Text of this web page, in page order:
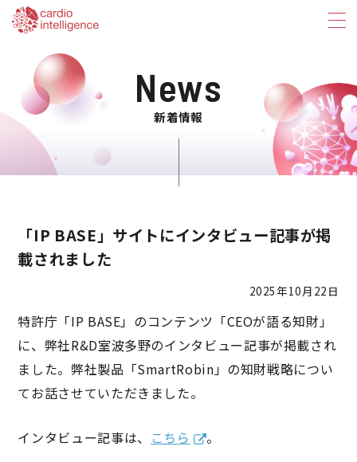
News
新着情報
「IP BASE」サイトにインタビュー記事が掲
載されました
2025年10月22日
特許庁「IP BASE」のコンテンツ「CEOが語る知財」
に、弊社R&D室波多野のインタビュー記事が掲載され
ました。弊社製品「SmartRobin」の知財戦略につい
てお話させていただきました。
インタビュー記事は、 こちら 。